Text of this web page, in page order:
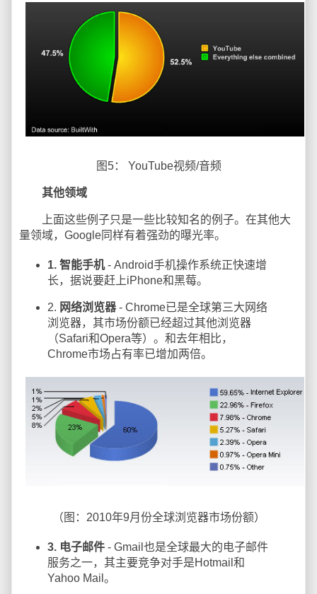
图5： YouTube视频/音频
其他领域
上面这些例子只是一些比较知名的例子。在其他大
量领域，Google同样有着强劲的曝光率。
1. 智能手机- Android手机操作系统正快速增
长，据说要赶上iPhone和黑莓。
2. 网络浏览器- Chrome已是全球第三大网络
浏览器，其市场份额已经超过其他浏览器
（Safari和Opera等）。和去年相比，
Chrome市场占有率已增加两倍。
（图：2010年9月份全球浏览器市场份额）
3. 电子邮件 - Gmail也是全球最大的电子邮件
服务之一，其主要竞争对手是Hotmail和
Yahoo Mail。